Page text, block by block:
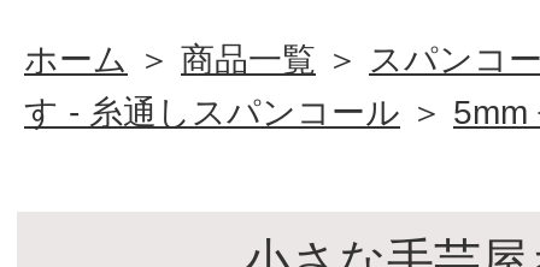
ホーム ＞ 商品一覧 ＞
スパンコ
す - 糸通しスパンコール ＞ 5mm